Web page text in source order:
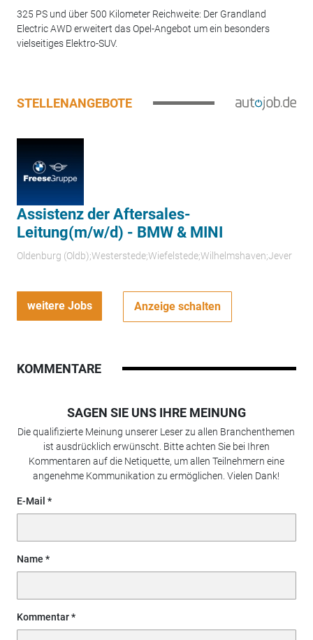
325 PS und über 500 Kilometer Reichweite: Der Grandland
Electric AWD erweitert das Opel-Angebot um ein besonders
vielseitiges Elektro-SUV.
STELLENANGEBOTE
Assistenz der Aftersales-
Leitung(m/w/d) - BMW & MINI
Oldenburg (Oldb);Westerstede;Wiefelstede;Wilhelmshaven;Jever
weitere Jobs Anzeige schalten
KOMMENTARE
SAGEN SIE UNS IHRE MEINUNG
Die qualifizierte Meinung unserer Leser zu allen Branchenthemen
ist ausdrücklich erwünscht. Bitte achten Sie bei Ihren
Kommentaren auf die Netiquette, um allen Teilnehmern eine
angenehme Kommunikation zu ermöglichen. Vielen Dank!
E-Mail
Name
Kommentar